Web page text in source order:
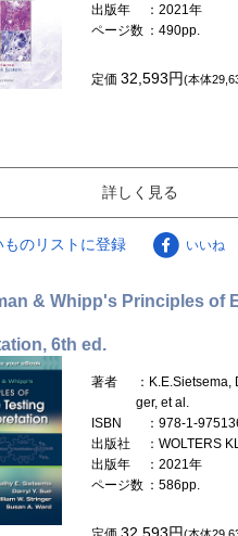
出版年
：2021年
ページ数 ：490pp.
定価32,593円(本体
詳しく見る
ものリストに登録 いいね
& Whipp's Principles of
6th ed.
著者
：K.E.Sietsema,
ger, et al.
ISBN
：978-1-
出版社
：WOLTERS
出版年
：2021年
ページ数 ：586pp.